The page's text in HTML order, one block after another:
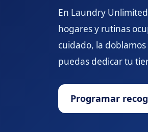
En Laundry
hogares y rutinas
cuidado, la
puedas dedicar tu
Programar